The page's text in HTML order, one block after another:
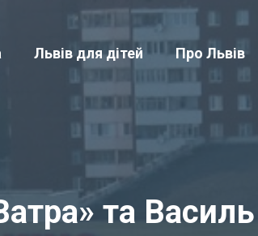
Львів для дітей Про Львів
та Василь